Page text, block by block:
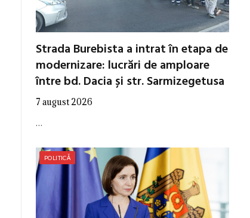
Strada Burebista a intrat în etapa de
modernizare: lucrări de amploare
între bd. Dacia și str. Sarmizegetusa
7 august 2026
…
POLITICĂ